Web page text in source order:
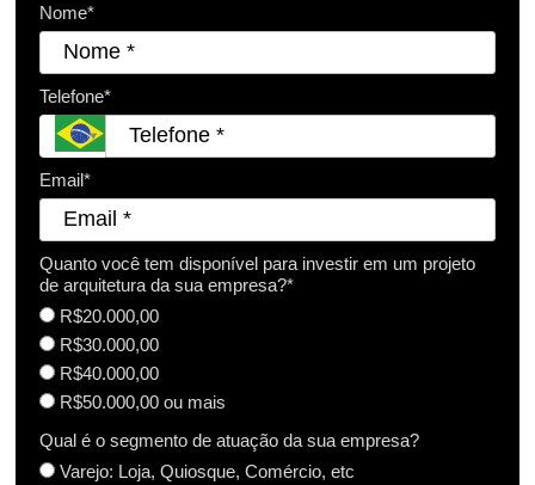
Nome*
Telefone*
Email*
Quanto você tem disponível para investir em um projeto
de arquitetura da sua empresa?*
R$20.000,00
R$30.000,00
R$40.000,00
R$50.000,00 ou mais
Qual é o segmento de atuação da sua empresa?
Varejo: Loja, Quiosque, Comércio, etc